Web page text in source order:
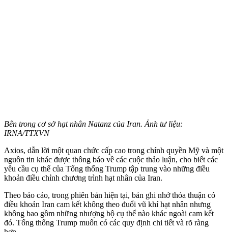
Bên trong cơ sở hạt nhân Natanz của Iran. Ảnh tư liệu:
IRNA/TTXVN
Axios, dẫn lời một quan chức cấp cao trong chính quyền Mỹ và một
nguồn tin khác được thông báo về các cuộc thảo luận, cho biết các
yêu cầu cụ thể của Tổng thống Trump tập trung vào những điều
khoản điều chỉnh chương trình hạt nhân của Iran.
Theo báo cáo, trong phiên bản hiện tại, bản ghi nhớ thỏa thuận có
điều khoản Iran cam kết không theo đuổi vũ khí hạt nhân nhưng
không bao gồm những nhượng bộ cụ thể nào khác ngoài cam kết
đó. Tổng thống Trump muốn có các quy định chi tiết và rõ ràng